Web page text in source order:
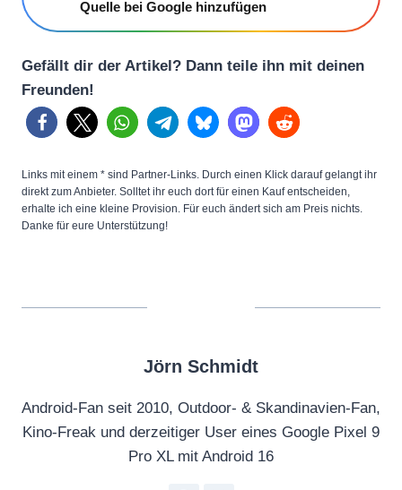
Quelle bei Google hinzufügen
Gefällt dir der Artikel? Dann teile ihn mit deinen
Freunden!
Links mit einem * sind Partner-Links. Durch einen Klick darauf gelangt ihr
direkt zum Anbieter. Solltet ihr euch dort für einen Kauf entscheiden,
erhalte ich eine kleine Provision. Für euch ändert sich am Preis nichts.
Danke für eure Unterstützung!
Jörn Schmidt
Android-Fan seit 2010, Outdoor- & Skandinavien-Fan,
Kino-Freak und derzeitiger User eines Google Pixel 9
Pro XL mit Android 16